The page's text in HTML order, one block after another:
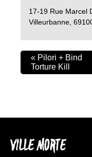
17-19 Rue Marcel
Villeurbanne,
« Pilori + Bind
Torture Kill
VILLE MORTE